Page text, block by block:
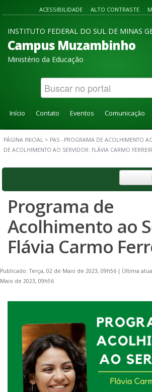
ACESSIBILIDADE ALTO CONTRASTE
INSTITUTO FEDERAL DO SUL DE MINAS
Campus Muzambinho
Ministério da Educação
Início Contato Eventos Comunicação
PÁGINA INICIAL > PAS - PROGRAMA DE ACOLHIMENTO
DE ACOLHIMENTO AO SERVIDOR: FLÁVIA CARMO
Programa de
Acolhimento ao
Flávia Carmo
Publicado: Terça, 02 de Maio de 2023, 09h56 | Última
Maio de 2023, 09h56